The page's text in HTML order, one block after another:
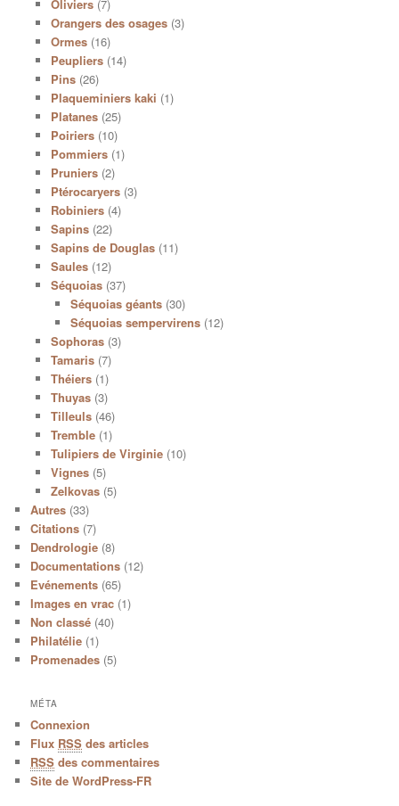
Oliviers(7)
Orangers des osages(3)
Ormes(16)
Peupliers(14)
Pins(26)
Plaqueminiers kaki (1)
Platanes(25)
Poiriers(10)
Pommiers(1)
Pruniers(2)
Ptérocaryers(3)
Robiniers(4)
Sapins(22)
Sapins de Douglas(11)
Saules(12)
Séquoias(37)
Séquoias géants (30)
Séquoias sempervirens (12)
Sophoras(3)
Tamaris(7)
Théiers(1)
Thuyas(3)
Tilleuls(46)
Tremble(1)
Tulipiers de Virginie(10)
Vignes(5)
Zelkovas(5)
Autres (33)
Citations (7)
Dendrologie (8)
Documentations (12)
Evénements (65)
Images en vrac (1)
Non classé (40)
Philatélie (1)
Promenades (5)
MÉTA
Connexion
Flux RSS des articles
RSS des commentaires
Site de WordPress-FR